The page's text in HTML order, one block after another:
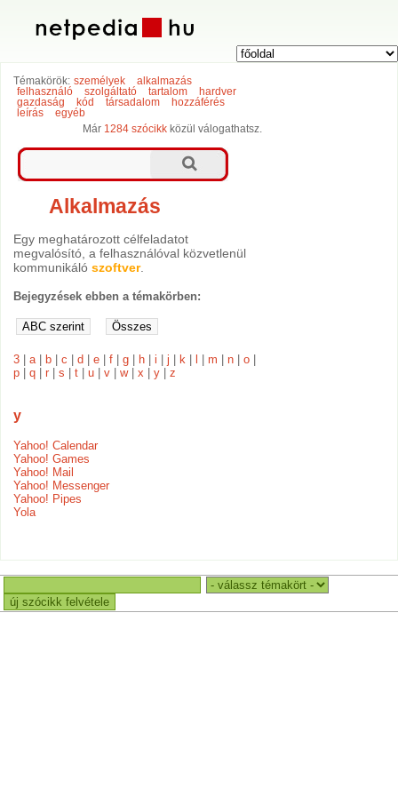
Témakörök: személyek
alkalmazás
felhasználó
szolgáltató tartalom
hardver
gazdaság
kód társadalom
hozzáférés
leírás
egyéb
Már 1284 szócikk közül válogathatsz.
Alkalmazás
Egy meghatározott célfeladatot
megvalósító, a felhasználóval közvetlenül
kommunikálószoftver.
Bejegyzések ebben a témakörben:
3 |a| b |c |d |e |f |g h |i |j k |m |n |o
p |q |r |s |t |u |v |w|x |y |z
y
Yahoo! Calendar
Yahoo! Games
Yahoo! Mail
Yahoo! Messenger
Yahoo! Pipes
Yola